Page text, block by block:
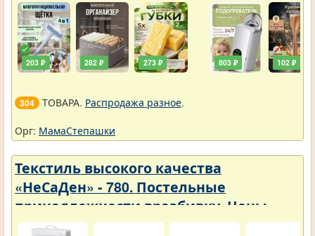
203 ₽ 282 ₽ 273 ₽ 803 ₽ 102 ₽
304 ТОВАРА. Распродажа разное.
Орг: МамаСтепашки
Текстиль высокого качества
«НеСаДен» - 780. Постельные
принадлежности вразбивку. Цены
упали